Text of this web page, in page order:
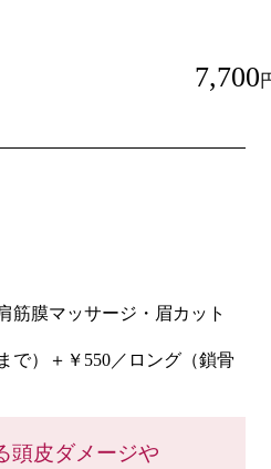
7,700
筋膜マッサージ・眉カット
で）＋￥550／ロング（鎖骨
頭皮ダメージや